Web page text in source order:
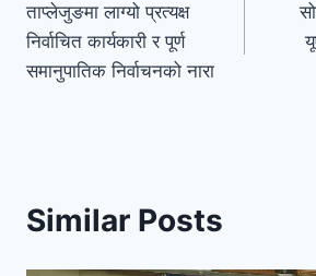
ताप्लेजुङमा लाग्यो प्रत्यक्ष
निर्वाचित कार्यकारी र पूर्ण
समानुपातिक निर्वाचनको नारा
Similar Posts